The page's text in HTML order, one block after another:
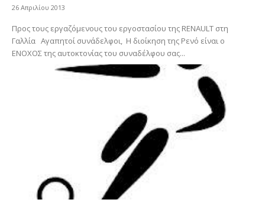
26 Απριλίου 2013
Προς τους εργαζόμενους του εργοστασίου της RENAULT στη
Γαλλία Αγαπητοί συνάδελφοι, Η διοίκηση της Ρενό είναι ο
ΕΝΟΧΟΣ της αυτοκτονίας του συναδέλφου σας...